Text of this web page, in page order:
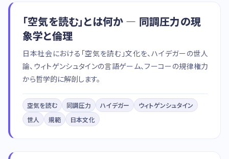
「空気を読む」とは何か — 同調圧力の現
象学と倫理
日本社会における「空気を読む」文化を、ハイデガーの世人
論、ウィトゲンシュタインの言語ゲーム、フーコーの規律権力
から哲学的に解剖します。
空気を読む 同調圧力 ハイデガー
ウィトゲンシュタイン
世人
規範 日本文化